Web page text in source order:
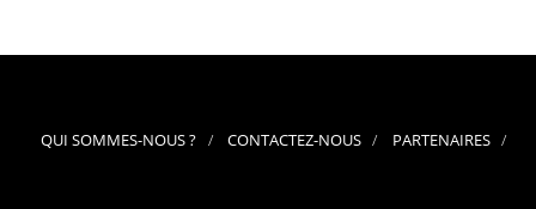
QUI SOMMES-NOUS ? CONTACTEZ-NOUS PARTENAIRES